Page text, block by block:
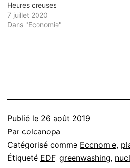
Heures creuses
7 juillet 2020
Dans "Economie"
Publié le 26 août 2019
Par colcanopa
Catégorisé comme Economie,
Étiqueté EDF, greenwashing,